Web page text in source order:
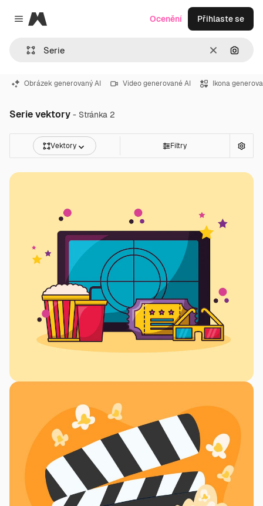
Close menu
Magnific
ZrušitHledat
Ocenění Přihlaste se
Obrázek generovaný AI Video generované AI Ikona
Serie vektory - Stránka 2
Vektory Filtry